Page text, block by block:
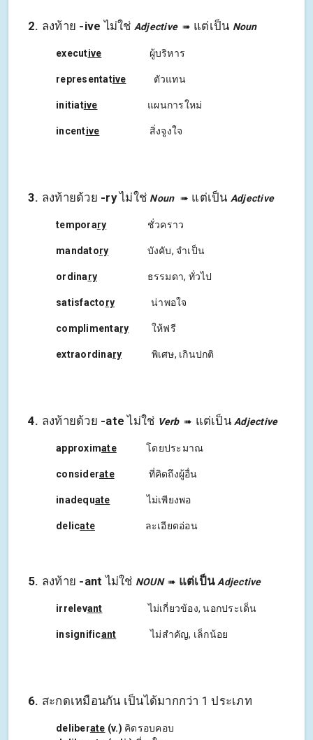
2. ลงท้าย -iveไม่ใช่ Adjective ➠ แต่เป็น Noun
executive ผู้บริหาร
representative ตัวแทน
initiative แผนการใหม่
incentive สิ่งจูงใจ
3. ลงท้ายด้วย -ryไม่ใช่ Noun ➠ แต่เป็น Adjective
temporary ชั่วคราว
mandatory บังคับ, จำเป็น
ordinary ธรรมดา, ทั่วไป
satisfactory น่าพอใจ
complimentary ให้ฟรี
extraordinary พิเศษ, เกินปกติ
4. ลงท้ายด้วย -ateไม่ใช่ Verb ➠ แต่เป็น Adjective
approximateโดยประมาณ
considerate ที่คิดถึงผู้อื่น
inadequate ไม่เพียงพอ
delicate ละเอียดอ่อน
5. ลงท้าย -antไม่ใช่ NOUN ➠ แต่เป็น Adjective
irrelevant ไม่เกี่ยวข้อง, นอกประเด็น
insignificant ไม่สำคัญ, เล็กน้อย
6. สะกดเหมือนกัน เป็นได้มากกว่า 1 ประเภท
deliberate (v.) คิดรอบคอบ